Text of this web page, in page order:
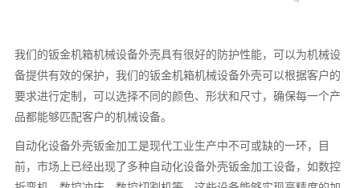
我们的钣金机箱机械设备外壳具有很好的防护性能，可以为机械设
备提供有效的保护，我们的钣金机箱机械设备外壳可以根据客户的
要求进行定制，可以选择不同的颜色、形状和尺寸，确保每一个产
品都能够匹配客户的机械设备。
自动化设备外壳钣金加工是现代工业生产中不可或缺的一环，目
前，市场上已经出现了多种自动化设备外壳钣金加工设备，如数控